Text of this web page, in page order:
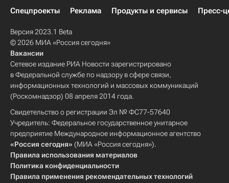
Спецпроекты
Реклама Продукты и сервисы Пресс-
Версия 2023.1 Beta
© 2026 МИА «Россия сегодня»
Вакансии
Сетевое издание РИА Новости зарегистрировано
в Федеральной службе по надзору в сфере связи,
информационных технологий и массовых коммуникаций
(Роскомнадзор) 08 апреля 2014 года.
Свидетельство о регистрации Эл № ФС77-57640
Учредитель: Федеральное государственное унитарное
предприятие Международное информационное агентство
«Россия сегодня» (МИА «Россия сегодня»).
Правила использования материалов
Политика конфиденциальности
Правила применения рекомендательных технологий